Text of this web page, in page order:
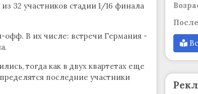
32 участников стадии 1/16 финала
офф. В их числе: встречи Германия -
тогда как в двух квартетах еще
последние участники